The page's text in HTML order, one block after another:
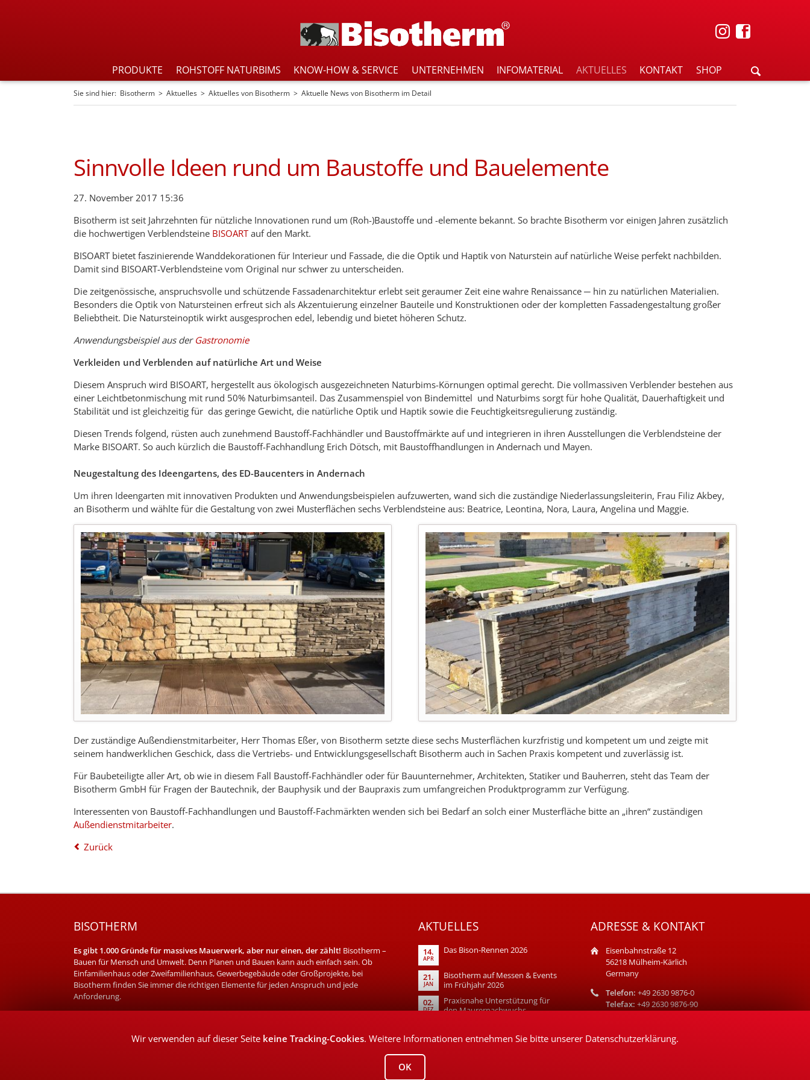
PRODUKTE ROHSTOFF NATURBIMS KNOW-HOW & SERVICE UNTERNEHMEN INFOMATERIAL AKTUELLES KONTAKT SHOP
Sie sind hier: Bisotherm Aktuelles Aktuelles von Bisotherm Aktuelle News von Bisotherm im Detail
Sinnvolle Ideen rund um Baustoffe und Bauelemente
27. November 2017 15:36
Bisotherm ist seit Jahrzehnten für nützliche Innovationen rund um (Roh-)Baustoffe und -elemente bekannt. So brachte Bisotherm vor einigen Jahren zusätzlich
die hochwertigen Verblendsteine BISOARTauf den Markt.
BISOART bietet faszinierende Wanddekorationen für Interieur und Fassade, die die Optik und Haptik von Naturstein auf natürliche Weise perfekt nachbilden.
Damit sind BISOART-Verblendsteine vom Original nur schwer zu unterscheiden.
Die zeitgenössische, anspruchsvolle und schützende Fassadenarchitektur erlebt seit geraumer Zeit eine wahre Renaissance ─ hin zu natürlichen Materialien.
Besonders die Optik von Natursteinen erfreut sich als Akzentuierung einzelner Bauteile und Konstruktionen oder der kompletten Fassadengestaltung großer
Beliebtheit. Die Natursteinoptik wirkt ausgesprochen edel, lebendig und bietet höheren Schutz.
Anwendungsbeispiel aus der Gastronomie
Verkleiden und Verblenden auf natürliche Art und Weise
Diesem Anspruch wird BISOART, hergestellt aus ökologisch ausgezeichneten Naturbims-Körnungen optimal gerecht. Die vollmassiven Verblender bestehen aus
einer Leichtbetonmischung mit rund 50% Naturbimsanteil. Das Zusammenspiel von Bindemittel und Naturbims sorgt für hohe Qualität, Dauerhaftigkeit und
Stabilität und ist gleichzeitig für das geringe Gewicht, die natürliche Optik und Haptik sowie die Feuchtigkeitsregulierung zuständig.
Diesen Trends folgend, rüsten auch zunehmend Baustoff-Fachhändler und Baustoffmärkte auf und integrieren in ihren Ausstellungen die Verblendsteine der
Marke BISOART. So auch kürzlich die Baustoff-Fachhandlung Erich Dötsch, mit Baustoffhandlungen in Andernach und Mayen.
Neugestaltung des Ideengartens, des ED-Baucenters in Andernach
Um ihren Ideengarten mit innovativen Produkten und Anwendungsbeispielen aufzuwerten, wand sich die zuständige Niederlassungsleiterin, Frau Filiz Akbey,
an Bisotherm und wählte für die Gestaltung von zwei Musterflächen sechs Verblendsteine aus: Beatrice, Leontina, Nora, Laura, Angelina und Maggie.
Der zuständige Außendienstmitarbeiter, Herr Thomas Eßer, von Bisotherm setzte diese sechs Musterflächen kurzfristig und kompetent um und zeigte mit
seinem handwerklichen Geschick, dass die Vertriebs- und Entwicklungsgesellschaft Bisotherm auch in Sachen Praxis kompetent und zuverlässig ist.
Für Baubeteiligte aller Art, ob wie in diesem Fall Baustoff-Fachhändler oder für Bauunternehmer, Architekten, Statiker und Bauherren, steht das Team der
Bisotherm GmbH für Fragen der Bautechnik, der Bauphysik und der Baupraxis zum umfangreichen Produktprogramm zur Verfügung.
Interessenten von Baustoff-Fachhandlungen und Baustoff-Fachmärkten wenden sich bei Bedarf an solch einer Musterfläche bitte an „ihren“ zuständigen
Außendienstmitarbeiter.
Zurück
BISOTHERM
Es gibt 1.000 Gründe für massives Mauerwerk, aber nur einen, der zählt! Bisotherm –
Bauen für Mensch und Umwelt. Denn Planen und Bauen kann auch einfach sein. Ob
Einfamilienhaus oder Zweifamilienhaus, Gewerbegebäude oder Großprojekte, bei
Bisotherm finden Sie immer die richtigen Elemente für jeden Anspruch und jede
Anforderung.
AKTUELLES
14.
APR
Das Bison-Rennen 2026
21.
JAN
Bisotherm auf Messen & Events
im Frühjahr 2026
02.
DEZ
Praxisnahe Unterstützung für
den Maurernachwuchs
ADRESSE & KONTAKT
Eisenbahnstraße 12
56218 Mülheim-Kärlich
Germany
Telefon: +49 2630 9876-0
Telefax: +49 2630 9876-90
Wir verwenden auf dieser Seite keine Tracking-Cookies. Weitere Informationen entnehmen Sie bitte unserer Datenschutzerklärung.
OK